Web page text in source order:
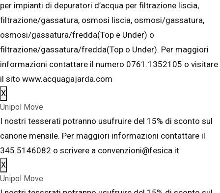
per impianti di depuratori d’acqua per filtrazione liscia,
filtrazione/gassatura, osmosi liscia, osmosi/gassatura,
osmosi/gassatura/fredda(Top e Under) o
filtrazione/gassatura/fredda(Top o Under). Per maggiori
informazioni contattare il numero 0761.1352105 o visitare
il sito www.acquagajarda.com
X
Unipol Move
I nostri tesserati potranno usufruire del 15% di sconto sul
canone mensile. Per maggiori informazioni contattare il
345.5146082 o scrivere a convenzioni@fesica.it
X
Unipol Move